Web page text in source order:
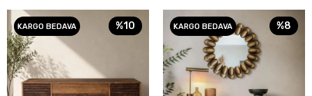
KARGO BEDAVA %10 KARGO BEDAVA %8